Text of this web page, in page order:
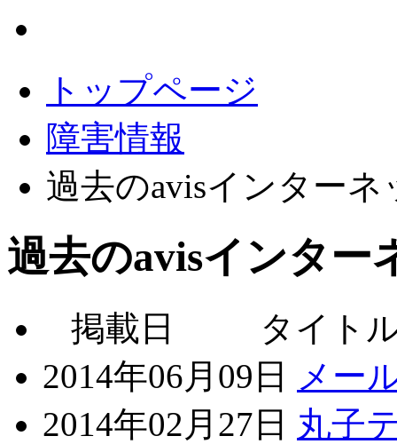
トップページ
障害情報
過去のavisインターネ
過去のavisインター
掲載日
タイト
2014年06月09日
メー
2014年02月27日 丸子